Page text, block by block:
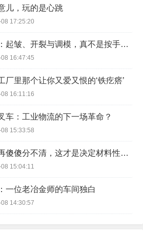
儿，玩的是心跳
17:25:20
拉深工艺：起皱、开裂与调模，真不是按手册能搞定的
16:47:45
里那个让你又爱又恨的‘铁疙瘩’
16:11:16
车：工业物流的下一场革命？
15:33:58
精炼：别再傻傻分不清，这才是决定材料性能的隐形冠军
15:04:11
一位老冶金师的车间独白
14:30:57